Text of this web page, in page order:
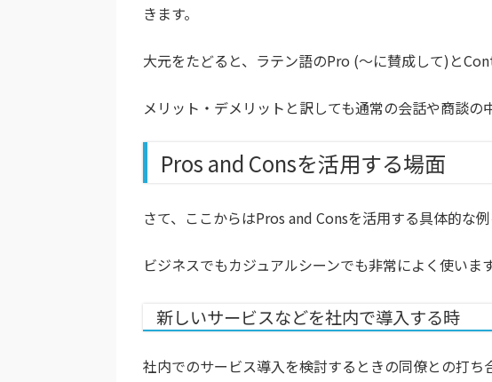
きます。
大元をたどると、ラテン語のPro (〜に賛成して)と
メリット・デメリットと訳しても通常の会話や商談の
Pros and Consを活用する場面
さて、ここからはPros and Consを活用する具体的な
ビジネスでもカジュアルシーンでも非常によく使いま
新しいサービスなどを社内で導入する時
社内でのサービス導入を検討するときの同僚との打ち